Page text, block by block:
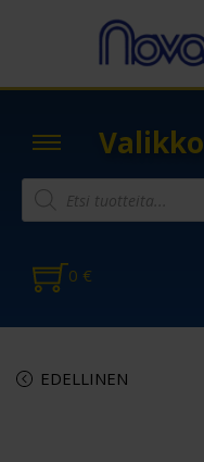
Valikko
0 €
EDELLINEN